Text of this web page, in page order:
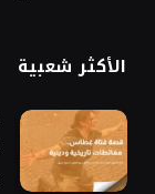
الأكثر شعبية